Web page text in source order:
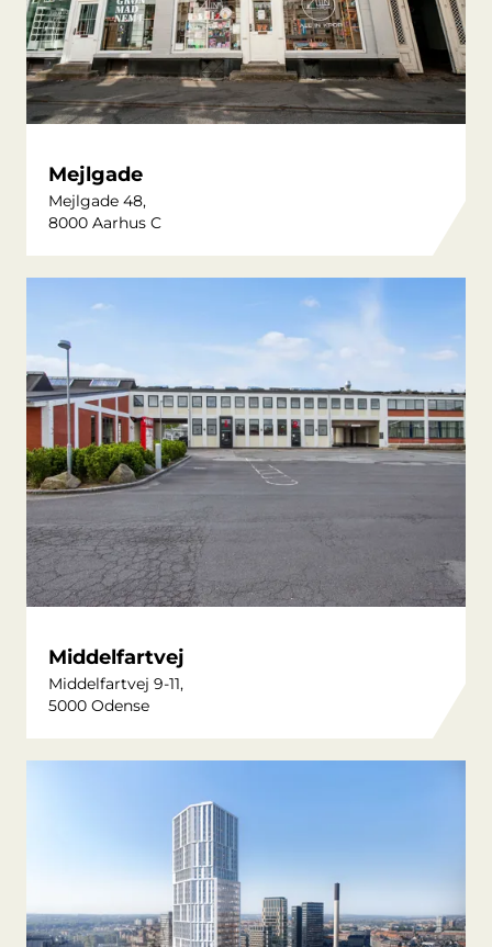
Mejlgade
Mejlgade 48,
8000 Aarhus C
Middelfartvej
Middelfartvej 9-11,
5000 Odense